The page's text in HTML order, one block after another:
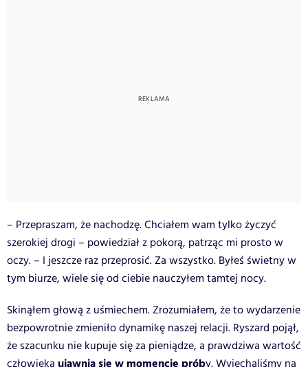
– Przepraszam, że nachodzę. Chciałem wam tylko życzyć
szerokiej drogi – powiedział z pokorą, patrząc mi prosto w
oczy. – I jeszcze raz przeprosić. Za wszystko. Byłeś świetny w
tym biurze, wiele się od ciebie nauczyłem tamtej nocy.
Skinąłem głową z uśmiechem. Zrozumiałem, że to wydarzenie
bezpowrotnie zmieniło dynamikę naszej relacji. Ryszard pojął,
że szacunku nie kupuje się za pieniądze, a prawdziwa wartość